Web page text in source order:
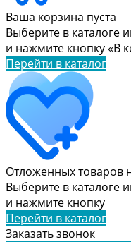
Ваша корзина пуста
Выберите в каталоге
и нажмите кнопку «В
Перейти в каталог
Отложенных товаров
Выберите в каталоге
и нажмите кнопку
Перейти в каталог
Заказать звонок